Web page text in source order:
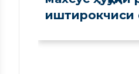
иштирокчиси